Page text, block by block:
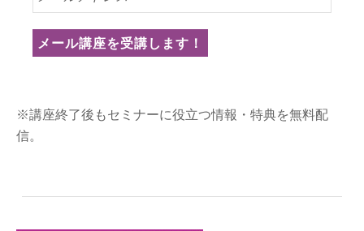
※講座終了後もセミナーに役立つ情報・特典を無料配
信。